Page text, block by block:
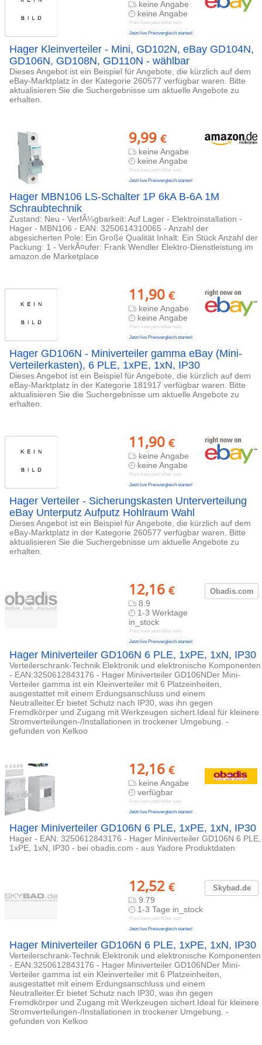
keine Angabe
keine Angabe
Preis kann jetzt höher sein
Jetzt live Preisvergleich starten!
Hager Kleinverteiler - Mini, GD102N, eBay GD104N,
GD106N, GD108N, GD110N - wählbar
Dieses Angebot ist ein Beispiel für Angebote, die kürzlich auf dem
eBay-Marktplatz in der Kategorie 260577 verfügbar waren. Bitte
aktualisieren Sie die Suchergebnisse um aktuelle Angebote zu
erhalten.
9,99 €
keine Angabe
keine Angabe
Preis kann jetzt höher sein
Jetzt live Preisvergleich starten!
Hager MBN106 LS-Schalter 1P 6kA B-6A 1M
Schraubtechnik
Zustand: Neu - VerfÃ¼gbarkeit: Auf Lager - Elektroinstallation -
Hager - MBN106 - EAN: 3250614310065 - Anzahl der
abgesicherten Pole: Ein Große Qualität Inhalt: Ein Stück Anzahl der
Packung: 1 - VerkÃ¤ufer: Frank Wendler Elektro-Dienstleistung im
amazon.de Marketplace
11,90 €
keine Angabe
keine Angabe
Preis kann jetzt höher sein
Jetzt live Preisvergleich starten!
Hager GD106N - Miniverteiler gamma eBay (Mini-
Verteilerkasten), 6 PLE, 1xPE, 1xN, IP30
Dieses Angebot ist ein Beispiel für Angebote, die kürzlich auf dem
eBay-Marktplatz in der Kategorie 181917 verfügbar waren. Bitte
aktualisieren Sie die Suchergebnisse um aktuelle Angebote zu
erhalten.
11,90 €
keine Angabe
keine Angabe
Preis kann jetzt höher sein
Jetzt live Preisvergleich starten!
Hager Verteiler - Sicherungskasten Unterverteilung
eBay Unterputz Aufputz Hohlraum Wahl
Dieses Angebot ist ein Beispiel für Angebote, die kürzlich auf dem
eBay-Marktplatz in der Kategorie 260577 verfügbar waren. Bitte
aktualisieren Sie die Suchergebnisse um aktuelle Angebote zu
erhalten.
Obadis.com
12,16 €
8.9
1-3 Werktage
in_stock
Preis kann jetzt höher sein
Jetzt live Preisvergleich starten!
Hager Miniverteiler GD106N 6 PLE, 1xPE, 1xN, IP30
Verteilerschrank-Technik Elektronik und elektronische Komponenten
- EAN:3250612843176 - Hager Miniverteiler GD106NDer Mini-
Verteiler gamma ist ein Kleinverteiler mit 6 Platzeinheiten,
ausgestattet mit einem Erdungsanschluss und einem
Neutralleiter.Er bietet Schutz nach IP30, was ihn gegen
Fremdkörper und Zugang mit Werkzeugen sichert.Ideal für kleinere
Stromverteilungen-/Installationen in trockener Umgebung. -
gefunden von Kelkoo
12,16 €
keine Angabe
verfügbar
Preis kann jetzt höher sein
Jetzt live Preisvergleich starten!
Hager Miniverteiler GD106N 6 PLE, 1xPE, 1xN, IP30
Hager - EAN: 3250612843176 - Hager Miniverteiler GD106N 6 PLE,
1xPE, 1xN, IP30 - bei obadis.com - aus Yadore Produktdaten
Skybad.de
12,52 €
9.79
1-3 Tage in_stock
Preis kann jetzt höher sein
Jetzt live Preisvergleich starten!
Hager Miniverteiler GD106N 6 PLE, 1xPE, 1xN, IP30
Verteilerschrank-Technik Elektronik und elektronische Komponenten
- EAN:3250612843176 - Hager Miniverteiler GD106NDer Mini-
Verteiler gamma ist ein Kleinverteiler mit 6 Platzeinheiten,
ausgestattet mit einem Erdungsanschluss und einem
Neutralleiter.Er bietet Schutz nach IP30, was ihn gegen
Fremdkörper und Zugang mit Werkzeugen sichert.Ideal für kleinere
Stromverteilungen-/Installationen in trockener Umgebung. -
gefunden von Kelkoo